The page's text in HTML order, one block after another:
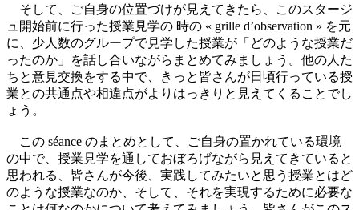
そして、ご自身の位置づけが見えてきたら、このスタージ
ュ開始前に行った授業見学の 時の « grille d’observation » を元
に、少人数のグループで見学した授業が「どのような授業だ
ったのか」を話し合いながらまとめてみましょう。他の人た
ちと意見交換をする中で、きっと皆さんが日頃行っている授
業との共通点や相違点がよりはっきりと見えてくることでし
ょう。
この séance のまとめとして、ご自身の置かれている環境
の中で、授業見学を通しておぼろげながら見えてきていると
思われる、皆さんが今後、実践してみたいと思う授業とはど
のような授業なのか、そして、それを実現するために必要な